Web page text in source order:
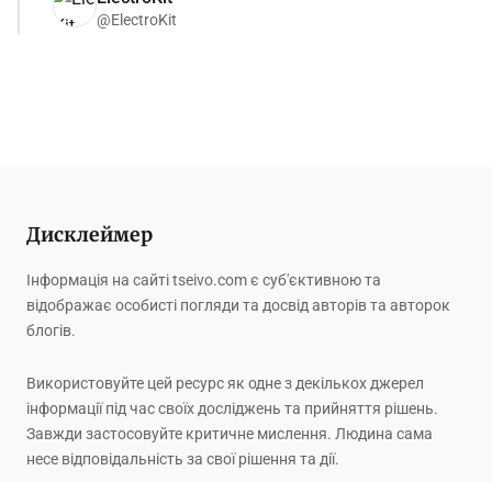
@ElectroKit
Дисклеймер
Інформація на сайті tseivo.com є суб'єктивною та
відображає особисті погляди та досвід авторів та авторок
блогів.
Використовуйте цей ресурс як одне з декількох джерел
інформації під час своїх досліджень та прийняття рішень.
Завжди застосовуйте критичне мислення. Людина сама
несе відповідальність за свої рішення та дії.